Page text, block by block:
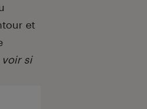
et
voir si